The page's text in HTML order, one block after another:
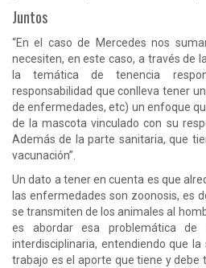
Juntos
“En el caso de Mercedes nos
necesiten, en este caso, a través de
la temática de tenencia
responsabilidad que conlleva tener
de enfermedades, etc) un enfoque
de la mascota vinculado con su
Además de la parte sanitaria, que
vacunación”.
Un dato a tener en cuenta es que
las enfermedades son zoonosis, es
se transmiten de los animales al
es abordar esa problemática
interdisciplinaria, entendiendo que la
trabajo es el aporte que tiene y